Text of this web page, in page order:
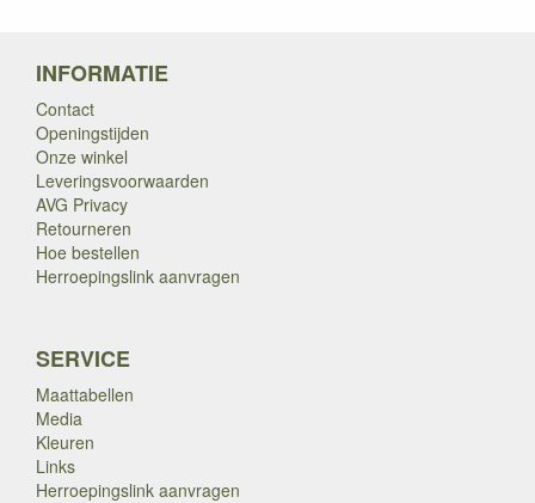
INFORMATIE
Contact
Openingstijden
Onze winkel
Leveringsvoorwaarden
AVG Privacy
Retourneren
Hoe bestellen
Herroepingslink aanvragen
SERVICE
Maattabellen
Media
Kleuren
Links
Herroepingslink aanvragen